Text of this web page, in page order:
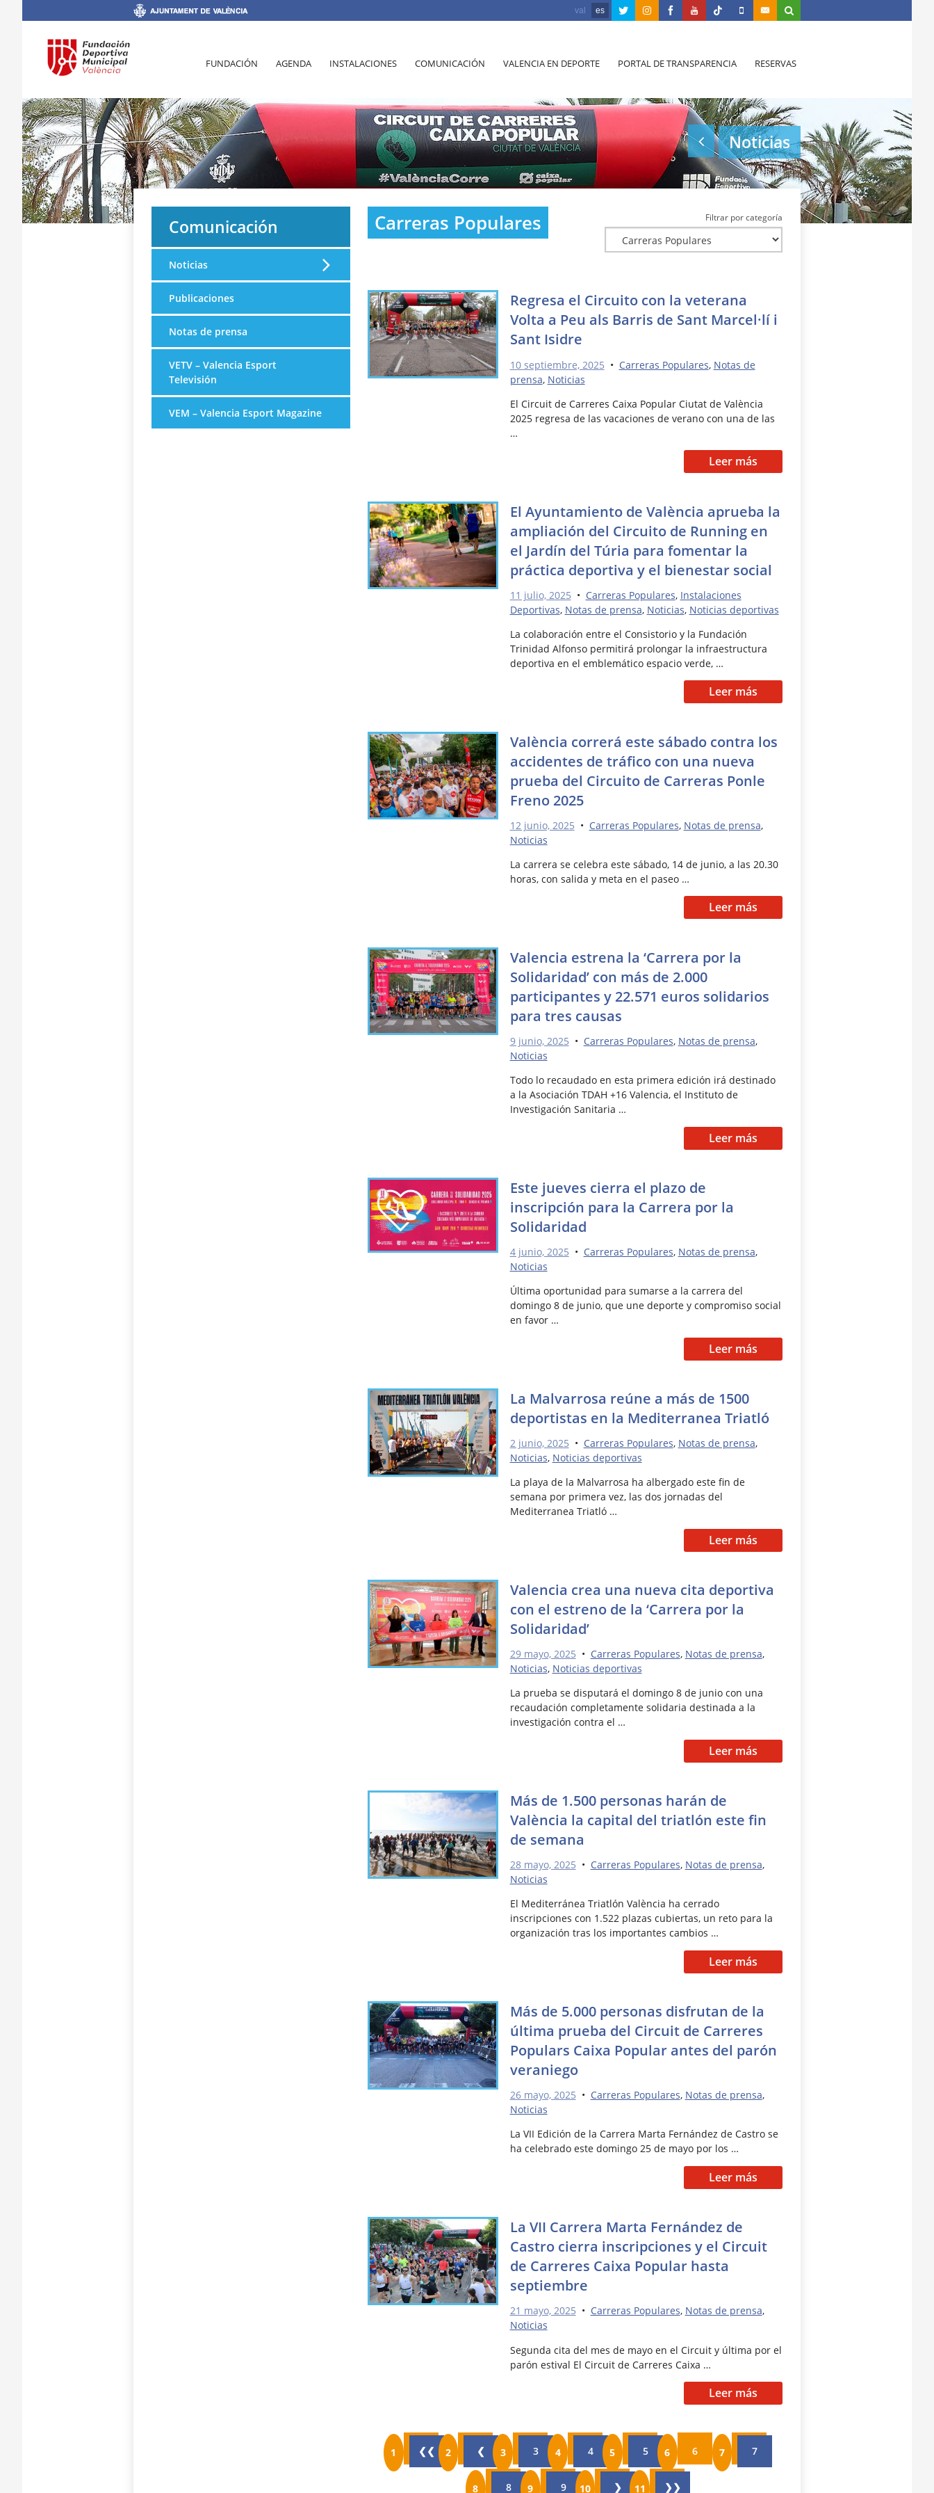
val es
FUNDACIÓN AGENDA INSTALACIONES COMUNICACIÓN VALENCIA EN DEPORTE PORTAL DE TRANSPARENCIA RESERVAS
Noticias
Carreras Populares Filtrar por categoría
Regresa el Circuito con la veterana
Volta a Peu als Barris de Sant Marcel·lí i
Sant Isidre
10 septiembre, 2025 • Carreras Populares, Notas de
prensa, Noticias
El Circuit de Carreres Caixa Popular Ciutat de València
2025 regresa de las vacaciones de verano con una de las
…
Leer más
El Ayuntamiento de València aprueba la
ampliación del Circuito de Running en
el Jardín del Túria para fomentar la
práctica deportiva y el bienestar social
11 julio, 2025 • Carreras Populares, Instalaciones
Deportivas, Notas de prensa, Noticias, Noticias deportivas
La colaboración entre el Consistorio y la Fundación
Trinidad Alfonso permitirá prolongar la infraestructura
deportiva en el emblemático espacio verde, …
Leer más
València correrá este sábado contra los
accidentes de tráfico con una nueva
prueba del Circuito de Carreras Ponle
Freno 2025
12 junio, 2025 • Carreras Populares, Notas de prensa,
Noticias
La carrera se celebra este sábado, 14 de junio, a las 20.30
horas, con salida y meta en el paseo …
Leer más
Valencia estrena la ‘Carrera por la
Solidaridad’ con más de 2.000
participantes y 22.571 euros solidarios
para tres causas
9 junio, 2025 • Carreras Populares, Notas de prensa,
Noticias
Todo lo recaudado en esta primera edición irá destinado
a la Asociación TDAH +16 Valencia, el Instituto de
Investigación Sanitaria …
Leer más
Este jueves cierra el plazo de
inscripción para la Carrera por la
Solidaridad
4 junio, 2025 • Carreras Populares, Notas de prensa,
Noticias
Última oportunidad para sumarse a la carrera del
domingo 8 de junio, que une deporte y compromiso social
en favor …
Leer más
La Malvarrosa reúne a más de 1500
deportistas en la Mediterranea Triatló
2 junio, 2025 • Carreras Populares, Notas de prensa,
Noticias, Noticias deportivas
La playa de la Malvarrosa ha albergado este fin de
semana por primera vez, las dos jornadas del
Mediterranea Triatló …
Leer más
Valencia crea una nueva cita deportiva
con el estreno de la ‘Carrera por la
Solidaridad’
29 mayo, 2025 • Carreras Populares, Notas de prensa,
Noticias, Noticias deportivas
La prueba se disputará el domingo 8 de junio con una
recaudación completamente solidaria destinada a la
investigación contra el …
Leer más
Más de 1.500 personas harán de
València la capital del triatlón este fin
de semana
28 mayo, 2025 • Carreras Populares, Notas de prensa,
Noticias
El Mediterránea Triatlón València ha cerrado
inscripciones con 1.522 plazas cubiertas, un reto para la
organización tras los importantes cambios …
Leer más
Más de 5.000 personas disfrutan de la
última prueba del Circuit de Carreres
Populars Caixa Popular antes del parón
veraniego
26 mayo, 2025 • Carreras Populares, Notas de prensa,
Noticias
La VII Edición de la Carrera Marta Fernández de Castro se
ha celebrado este domingo 25 de mayo por los …
Leer más
La VII Carrera Marta Fernández de
Castro cierra inscripciones y el Circuit
de Carreres Caixa Popular hasta
septiembre
21 mayo, 2025 • Carreras Populares, Notas de prensa,
Noticias
Segunda cita del mes de mayo en el Circuit y última por el
parón estival El Circuit de Carreres Caixa …
Leer más
❮❮ ❮ 3 4 5 6 7
8 9 ❯ ❯❯
Comunicación
Noticias
Publicaciones
Notas de prensa
VETV – Valencia Esport
Televisión
VEM – Valencia Esport Magazine